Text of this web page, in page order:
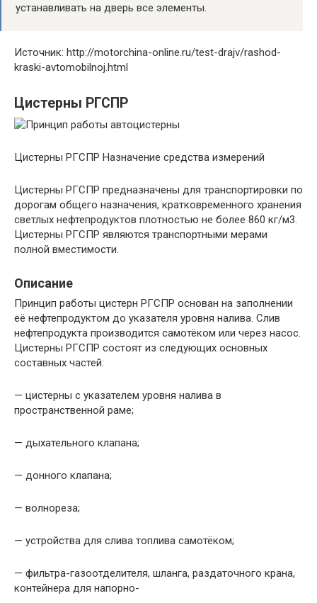
устанавливать на дверь все элементы.
Источник: http://motorchina-online.ru/test-drajv/rashod-
kraski-avtomobilnoj.html
Цистерны РГСПР
Цистерны РГСПР Назначение средства измерений
Цистерны РГСПР предназначены для транспортировки по
дорогам общего назначения, кратковременного хранения
светлых нефтепродуктов плотностью не более 860 кг/м3.
Цистерны РГСПР являются транспортными мерами
полной вместимости.
Описание
Принцип работы цистерн РГСПР основан на заполнении
её нефтепродуктом до указателя уровня налива. Слив
нефтепродукта производится самотёком или через насос.
Цистерны РГСПР состоят из следующих основных
составных частей:
— цистерны с указателем уровня налива в
пространственной раме;
— дыхательного клапана;
— донного клапана;
— волнореза;
— устройства для слива топлива самотёком;
— фильтра-газоотделителя, шланга, раздаточного крана,
контейнера для напорно-